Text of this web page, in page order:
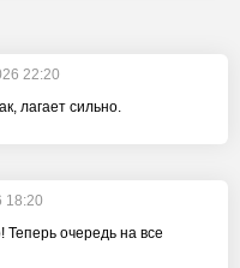
22:20
лагает сильно.
18:20
очередь на все